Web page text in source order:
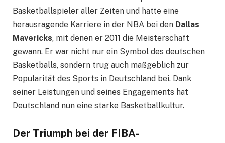
Basketballspieler aller Zeiten und hatte eine
herausragende Karriere in der NBA bei den Dallas
Mavericks, mit denen er 2011 die Meisterschaft
gewann. Er war nicht nur ein Symbol des deutschen
Basketballs, sondern trug auch maßgeblich zur
Popularität des Sports in Deutschland bei. Dank
seiner Leistungen und seines Engagements hat
Deutschland nun eine starke Basketballkultur.
Der Triumph bei der FIBA-